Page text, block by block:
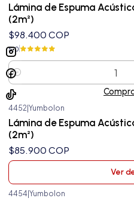
Lámina de Espuma
(2m²)
$98.400 COP
5.0
Cantidad
Agotado
4452 Yumbolon
Lámina de Espuma
(2m²)
$85.900 COP
Ver
4454 Yumbolon